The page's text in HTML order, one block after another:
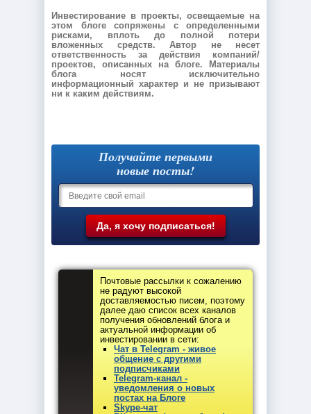
Инвестирование в проекты, освещаемые на
этом блоге сопряжены с определенными
рисками, вплоть до полной потери
вложенных средств. Автор не несет
ответственность за действия компаний/
проектов, описанных на блоге. Материалы
блога носят исключительно
информационный характер и не призывают
ни к каким действиям.
Получайте первыми
новые посты!
Почтовые рассылки к сожалению
не радуют высокой
доставляемостью писем, поэтому
далее даю список всех каналов
получения обновлений блога и
актуальной информации об
инвестировании в сети:
Чат в Telegram - живое
общение с другими
подписчиками
Telegram-канал -
уведомления о новых
постах на Блоге
Skype-чат